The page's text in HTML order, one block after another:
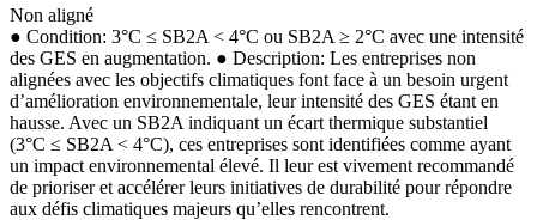
Non aligné
● Condition: 3°C ≤ SB2A < 4°C ou SB2A ≥ 2°C avec une intensité
des GES en augmentation. ● Description: Les entreprises non
alignées avec les objectifs climatiques font face à un besoin urgent
d’amélioration environnementale, leur intensité des GES étant en
hausse. Avec un SB2A indiquant un écart thermique substantiel
(3°C ≤ SB2A < 4°C), ces entreprises sont identifiées comme ayant
un impact environnemental élevé. Il leur est vivement recommandé
de prioriser et accélérer leurs initiatives de durabilité pour répondre
aux défis climatiques majeurs qu’elles rencontrent.